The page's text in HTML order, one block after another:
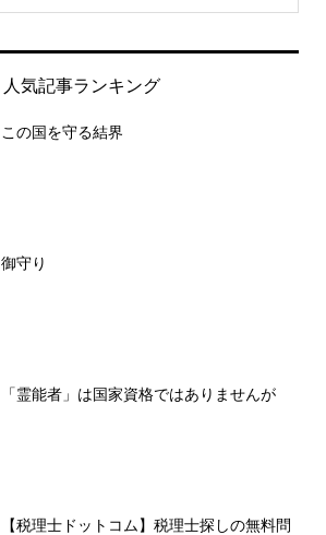
人気記事ランキング
この国を守る結界
御守り
「霊能者」は国家資格ではありませんが
【税理士ドットコム】税理士探しの無料問